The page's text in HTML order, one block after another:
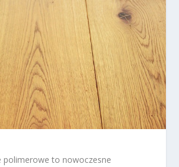
polimerowe to nowoczesne